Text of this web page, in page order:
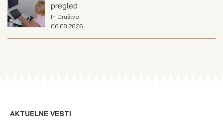
pregled
In Društvo
06.08.2026.
AKTUELNE VESTI